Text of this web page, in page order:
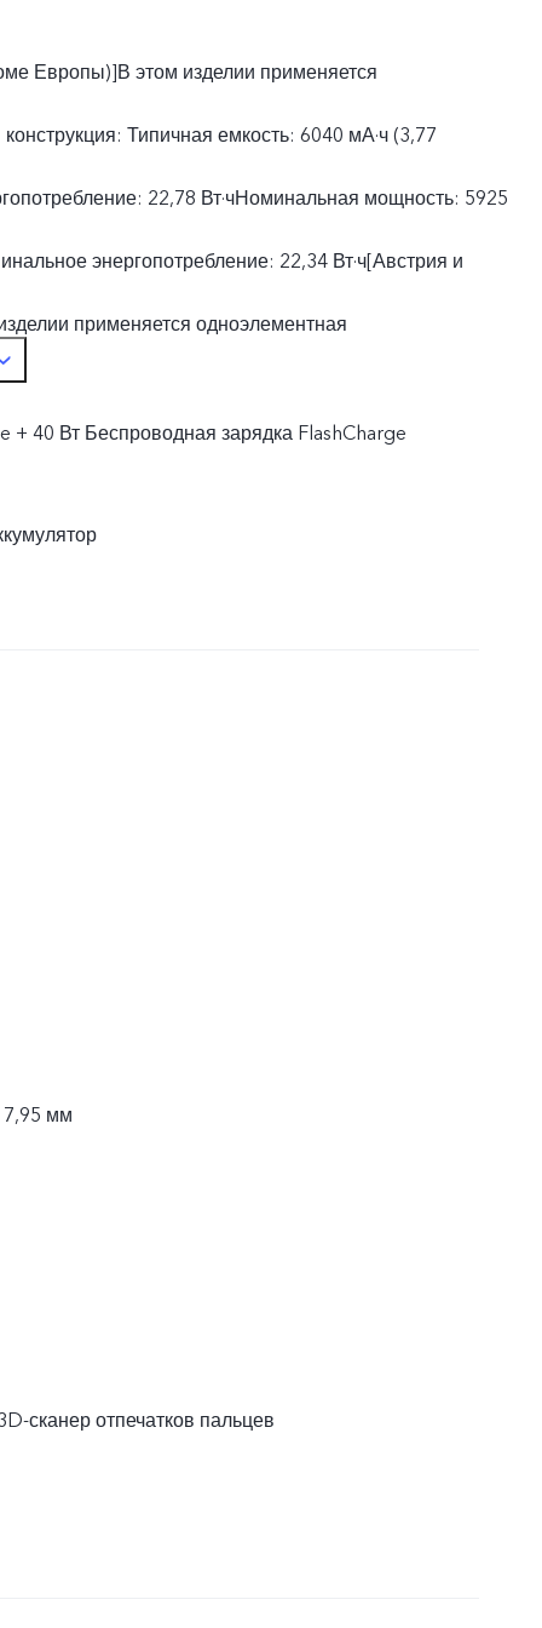
Европы)]В этом изделии применяется
Типичная емкость: 6040 мА·ч (3,77
22,78 Вт·чНоминальная мощность: 5925
энергопотребление: 22,34 Вт·ч[Австрия и
применяется одноэлементная
емкость: 5360 мА·ч (3,77 В)Типичное
19,68 Вт·чНоминальная мощность: 5255 мА·ч (3,77
+ 40 Вт Беспроводная зарядка FlashCharge
мм
сканер отпечатков пальцев